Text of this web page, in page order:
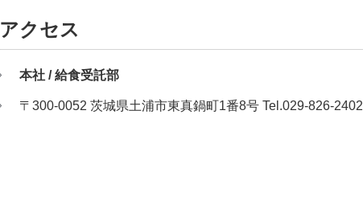
アクセス
本社 / 給食受託部
〒300-0052 茨城県土浦市東真鍋町1番8号 Tel.029-826-2402